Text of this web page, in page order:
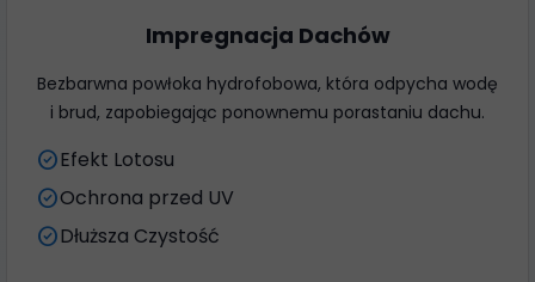
Impregnacja Dachów
Bezbarwna powłoka hydrofobowa, która odpycha wodę
i brud, zapobiegając ponownemu porastaniu dachu.
check_circleEfekt Lotosu
check_circleOchrona przed UV
check_circleDłuższa Czystość